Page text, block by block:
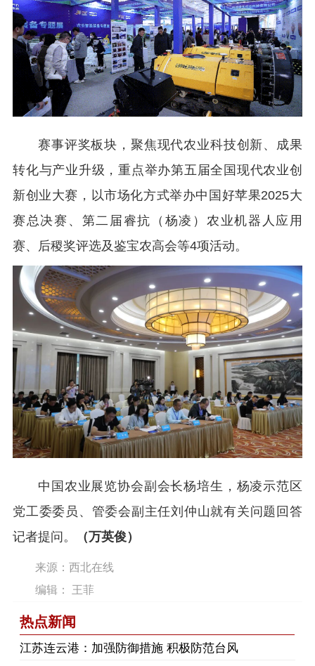
赛事评奖板块，聚焦现代农业科技创新、成果
转化与产业升级，重点举办第五届全国现代农业创
新创业大赛，以市场化方式举办中国好苹果2025大
赛总决赛、第二届睿抗（杨凌）农业机器人应用
赛、后稷奖评选及鉴宝农高会等4项活动。
中国农业展览协会副会长杨培生，杨凌示范区
党工委委员、管委会副主任刘仲山就有关问题回答
记者提问。
（万英俊）
来源：西北在线
编辑： 王菲
热点新闻
江苏连云港：加强防御措施 积极防范台风